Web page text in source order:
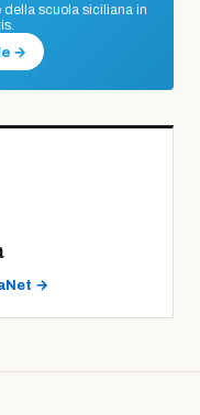
scuola siciliana in
→
→